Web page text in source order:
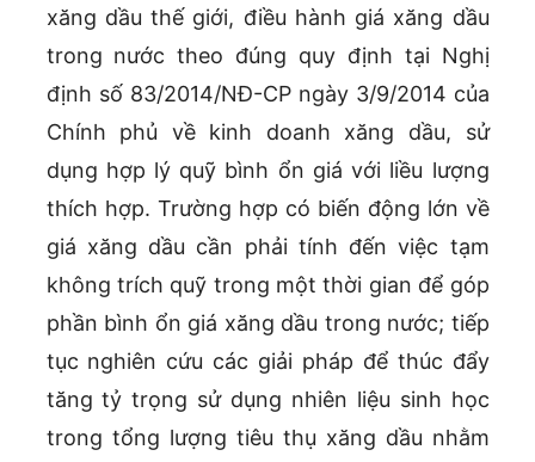
xăng dầu thế giới, điều hành giá xăng dầu
trong nước theo đúng quy định tại Nghị
định số 83/2014/NĐ-CP ngày 3/9/2014 của
Chính phủ về kinh doanh xăng dầu, sử
dụng hợp lý quỹ bình ổn giá với liều lượng
thích hợp. Trường hợp có biến động lớn về
giá xăng dầu cần phải tính đến việc tạm
không trích quỹ trong một thời gian để góp
phần bình ổn giá xăng dầu trong nước; tiếp
tục nghiên cứu các giải pháp để thúc đẩy
tăng tỷ trọng sử dụng nhiên liệu sinh học
trong tổng lượng tiêu thụ xăng dầu nhằm